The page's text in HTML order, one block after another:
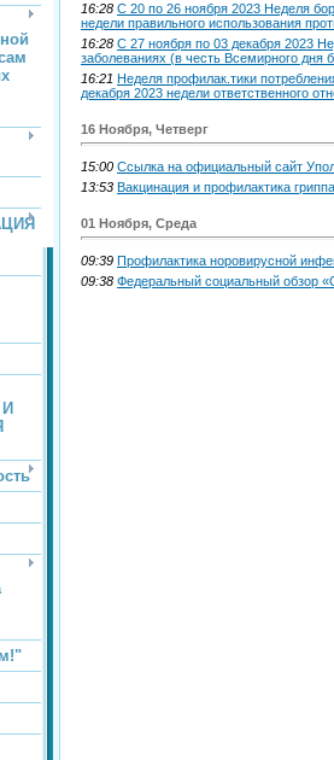
16:28 C 20 по 26 нoября 2023 Неделя
недели правильного использования
16:28 C 27 ноября по 03 декабря 2023
заболеваниях (в честь Всемирного
16:21 Неделя профилак.тики
декабря 2023 недели ответственного
16 Ноября, Четверг
15:00 Ссылка на официальный сайт
13:53 Вакцинация и профилактика
01 Ноября, Среда
09:39 Профилактика норовирусной
09:38 Федеральный социальный обзор